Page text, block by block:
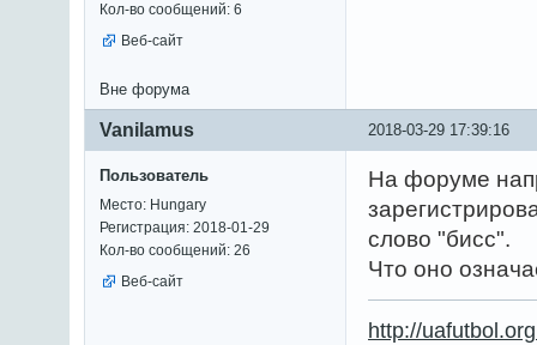
Кол-во сообщений: 6
Веб-сайт
Вне форума
2018-03-29 17:39:16
Vanilamus
Пользователь
Место: Hungary
Регистрация: 2018-01-29
Кол-во сообщений: 26
Веб-сайт
На форуме
слово "бисс".
Что оно
http://